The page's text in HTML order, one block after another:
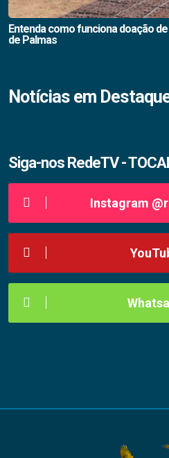
Entenda como funciona doação
de Palmas
Notícias em
Siga-nos RedeTV -
Instagram